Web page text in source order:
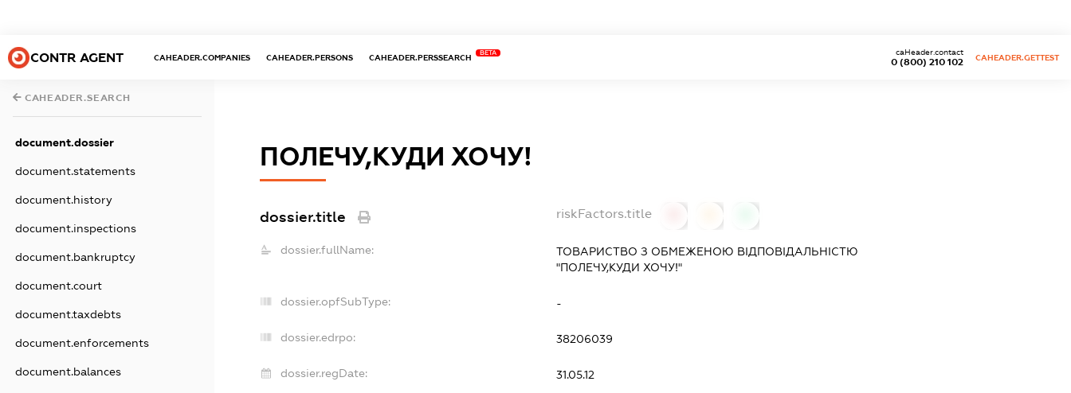
CONTR AGENT CAHEADER.COMPANIES CAHEADER.PERSONS CAHEADER.PERSSEARCH
BETA
0 (800) 210 102
caHeader.contact
CAHEADER.GETTEST
CAHEADER.SEARCH
document.dossier
document.statements
document.history
document.inspections
document.bankruptcy
document.court
document.taxdebts
document.enforcements
document.balances
ПОЛЕЧУ,КУДИ ХОЧУ!
dossier.title riskFactors.title
dossier.fullName:
ТОВАРИСТВО З ОБМЕЖЕНОЮ ВІДПОВІДАЛЬНІСТЮ
"ПОЛЕЧУ,КУДИ ХОЧУ!"
dossier.opfSubType: -
dossier.edrpo: 38206039
dossier.regDate: 31.05.12